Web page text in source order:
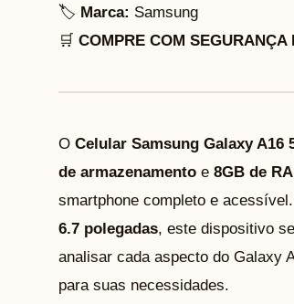
🏷️ Marca: Samsung
🛒 COMPRE COM SEGURANÇA
O Celular Samsung Galaxy A16
de armazenamento e 8GB de
smartphone completo e
6.7 polegadas, este dispositivo
analisar cada aspecto do Galaxy
para suas necessidades.